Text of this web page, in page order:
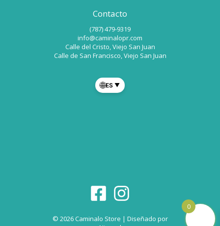
Contacto
(787) 479-9319
info@caminalopr.com
Calle del Cristo, Viejo San Juan
Calle de San Francisco, Viejo San Juan
🌐ES ▼
© 2026 Caminalo Store | Diseñado por
0